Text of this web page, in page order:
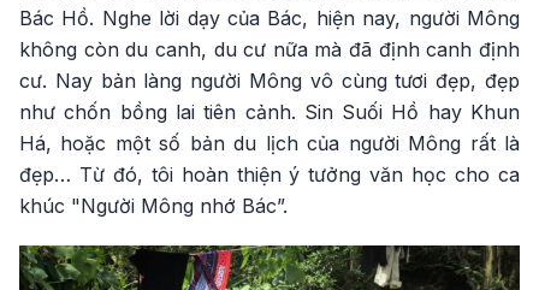
Bác Hồ. Nghe lời dạy của Bác, hiện nay, người Mông
không còn du canh, du cư nữa mà đã định canh định
cư. Nay bản làng người Mông vô cùng tươi đẹp, đẹp
như chốn bồng lai tiên cảnh. Sin Suối Hồ hay Khun
Há, hoặc một số bản du lịch của người Mông rất là
đẹp… Từ đó, tôi hoàn thiện ý tưởng văn học cho ca
khúc "Người Mông nhớ Bác”.